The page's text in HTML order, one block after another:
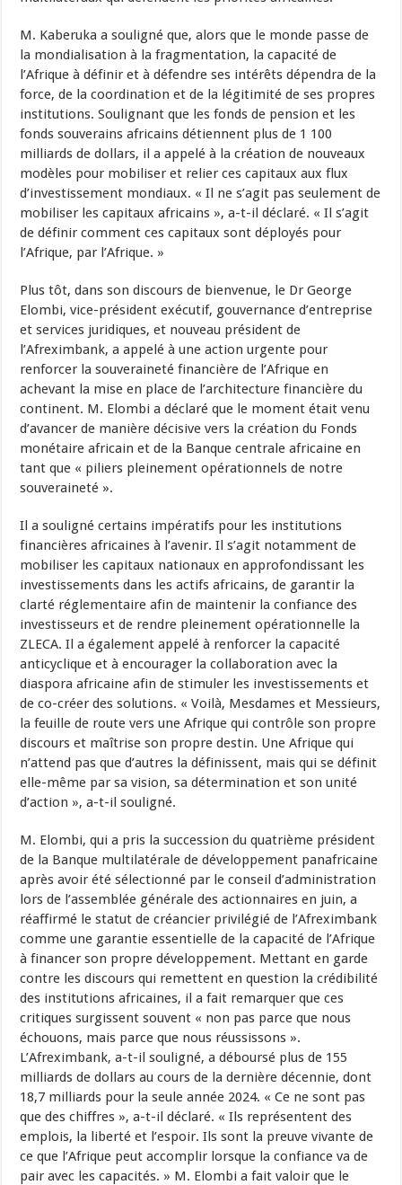
M. Kaberuka a souligné que, alors que le monde passe de
la mondialisation à la fragmentation, la capacité de
l’Afrique à définir et à défendre ses intérêts dépendra de la
force, de la coordination et de la légitimité de ses propres
institutions. Soulignant que les fonds de pension et les
fonds souverains africains détiennent plus de 1 100
milliards de dollars, il a appelé à la création de nouveaux
modèles pour mobiliser et relier ces capitaux aux flux
d’investissement mondiaux. « Il ne s’agit pas seulement de
mobiliser les capitaux africains », a-t-il déclaré. « Il s’agit
de définir comment ces capitaux sont déployés pour
l’Afrique, par l’Afrique. »
Plus tôt, dans son discours de bienvenue, le Dr George
Elombi, vice-président exécutif, gouvernance d’entreprise
et services juridiques, et nouveau président de
l’Afreximbank, a appelé à une action urgente pour
renforcer la souveraineté financière de l’Afrique en
achevant la mise en place de l’architecture financière du
continent. M. Elombi a déclaré que le moment était venu
d’avancer de manière décisive vers la création du Fonds
monétaire africain et de la Banque centrale africaine en
tant que « piliers pleinement opérationnels de notre
souveraineté ».
Il a souligné certains impératifs pour les institutions
financières africaines à l’avenir. Il s’agit notamment de
mobiliser les capitaux nationaux en approfondissant les
investissements dans les actifs africains, de garantir la
clarté réglementaire afin de maintenir la confiance des
investisseurs et de rendre pleinement opérationnelle la
ZLECA. Il a également appelé à renforcer la capacité
anticyclique et à encourager la collaboration avec la
diaspora africaine afin de stimuler les investissements et
de co-créer des solutions. « Voilà, Mesdames et Messieurs,
la feuille de route vers une Afrique qui contrôle son propre
discours et maîtrise son propre destin. Une Afrique qui
n’attend pas que d’autres la définissent, mais qui se définit
elle-même par sa vision, sa détermination et son unité
d’action », a-t-il souligné.
M. Elombi, qui a pris la succession du quatrième président
de la Banque multilatérale de développement panafricaine
après avoir été sélectionné par le conseil d’administration
lors de l’assemblée générale des actionnaires en juin, a
réaffirmé le statut de créancier privilégié de l’Afreximbank
comme une garantie essentielle de la capacité de l’Afrique
à financer son propre développement. Mettant en garde
contre les discours qui remettent en question la crédibilité
des institutions africaines, il a fait remarquer que ces
critiques surgissent souvent « non pas parce que nous
échouons, mais parce que nous réussissons ».
L’Afreximbank, a-t-il souligné, a déboursé plus de 155
milliards de dollars au cours de la dernière décennie, dont
18,7 milliards pour la seule année 2024. « Ce ne sont pas
que des chiffres », a-t-il déclaré. « Ils représentent des
emplois, la liberté et l’espoir. Ils sont la preuve vivante de
ce que l’Afrique peut accomplir lorsque la confiance va de
pair avec les capacités. » M. Elombi a fait valoir que le